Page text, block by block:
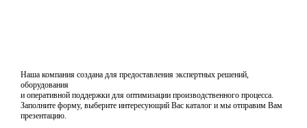
Наша компания создана для предоставления экспертных решений,
оборудования
и оперативной поддержки для оптимизации производственного процесса.
Заполните форму, выберите интересующий Вас каталог и мы отправим Вам
презентацию.